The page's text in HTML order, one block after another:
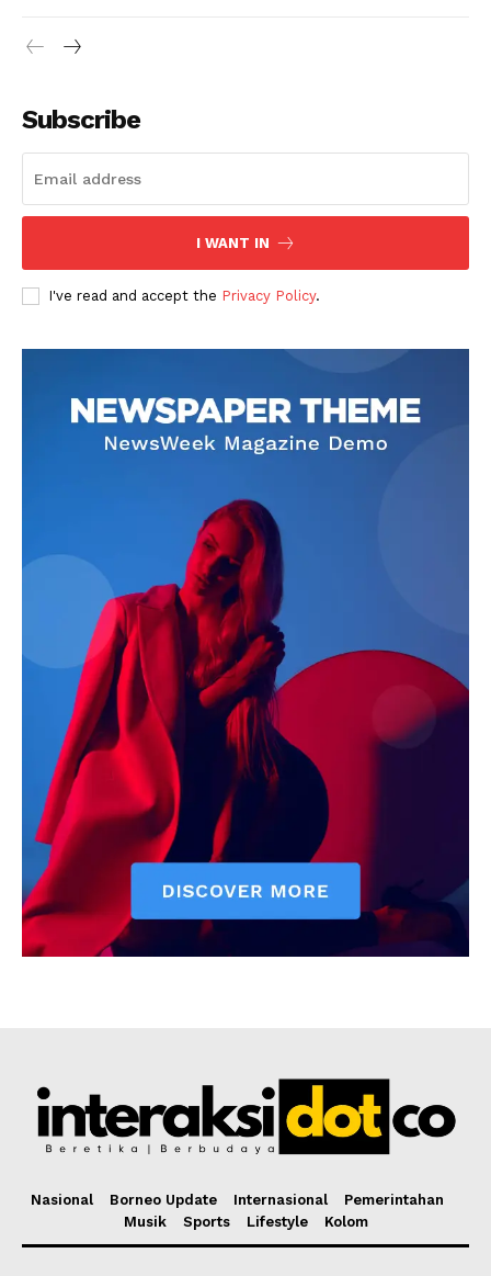
Subscribe
I WANT IN
I've read and accept the Privacy Policy.
Nasional Borneo Update Internasional
Pemerintahan
Musik
Sports Lifestyle Kolom